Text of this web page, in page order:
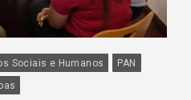
Sociais e Humanos
PAN